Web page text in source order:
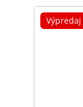
Výpredaj